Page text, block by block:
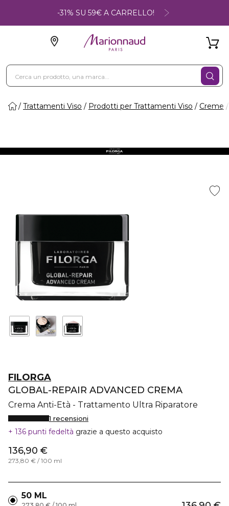
-31% SU 59€ A CARRELLO!
Trattamenti Viso Prodotti per Trattamenti Viso Creme
FILORGA
GLOBAL-REPAIR ADVANCED CREMA
Crema Anti-Età - Trattamento Ultra Riparatore
1 recensioni
136 punti fedeltà grazie a questo acquisto
136,90 €
273,80 € / 100 ml
50 ML